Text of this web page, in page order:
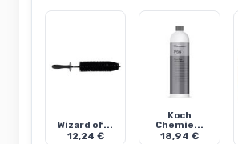
Wizard of...
12,24 €
Koch
Chemie...
18,94 €